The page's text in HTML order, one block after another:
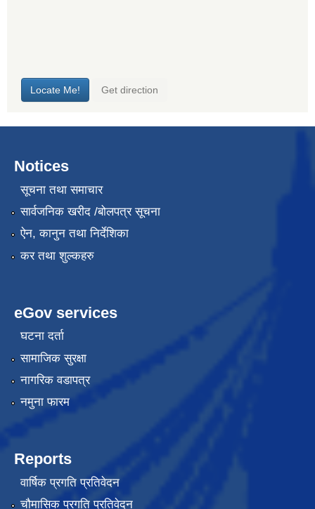
Notices
सूचना तथा समाचार
सार्वजनिक खरीद /बोलपत्र सूचना
ऐन, कानुन तथा निर्देशिका
कर तथा शुल्कहरु
eGov services
घटना दर्ता
सामाजिक सुरक्षा
नागरिक वडापत्र
नमुना फारम
Reports
वार्षिक प्रगति प्रतिवेदन
चौमासिक प्रगति प्रतिवेदन